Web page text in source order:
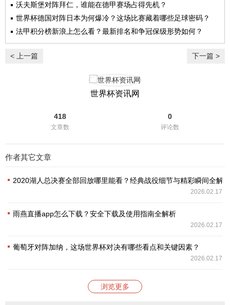
沃夫斯堡对阵拜仁，谁能在德甲赛场占得先机？
世界杯德国对阵日本为何爆冷？这场比赛藏着哪些足球密码？
法甲积分榜新浪上怎么看？最新排名和争冠保级形势如何？
< 上一篇 下一篇 >
世界杯资讯网
418
文章数
0
评论数
作者其它文章
2020湖人总决赛全部回放哪里能看？经典战役细节与精彩瞬间全解析
2026.02.17
雨燕直播app怎么下载？安全下载及使用指南全解析
2026.02.17
葡萄牙对阵加纳，这场世界杯对决有哪些看点和关键因素？
2026.02.17
浏览更多